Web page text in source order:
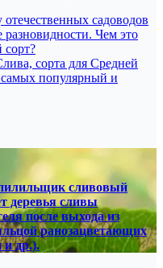
садоводов
разновидности. Чем это
сорт?
сорта для Средней
популярный и
сливовый
деревья сливы
после выхода из
ранозацветающих
и др.).